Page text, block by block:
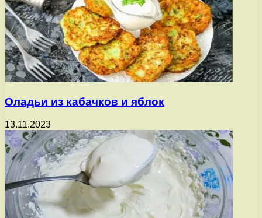
Оладьи из кабачков и яблок
13.11.2023